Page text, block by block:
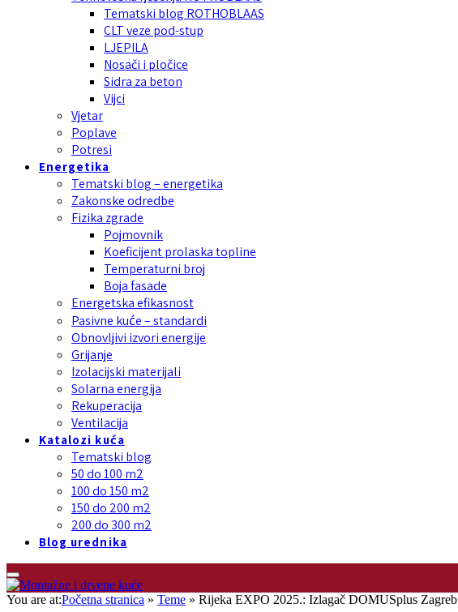
Tematski blog ROTHOBLAAS
CLT veze pod-stup
LJEPILA
Nosači i pločice
Sidra za beton
Vijci
Vjetar
Poplave
Potresi
Energetika
Tematski blog – energetika
Zakonske odredbe
Fizika zgrade
Pojmovnik
Koeficijent prolaska topline
Temperaturni broj
Boja fasade
Energetska efikasnost
Pasivne kuće – standardi
Obnovljivi izvori energije
Grijanje
Izolacijski materijali
Solarna energija
Rekuperacija
Ventilacija
Katalozi kuća
Tematski blog
50 do 100 m2
100 do 150 m2
150 do 200 m2
200 do 300 m2
Blog urednika
You are at:Početna stranica » Teme » Rijeka EXPO 2025.: Izlagač DOMUSplus Zagreb